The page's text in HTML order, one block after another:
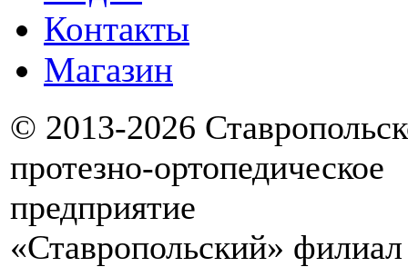
Контакты
Магазин
© 2013-2026
протезно-ортопедическое
предприятие
«Ставропольский» филиал